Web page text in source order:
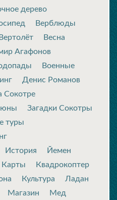
дерево
Верблюды
Вертолёт
Весна
Агафонов
Военные
Денис Романов
Сокотре
Загадки Сокотры
туры
История
Йемен
Карты
Квадрокоптер
Культура
Ладан
Магазин
Мед